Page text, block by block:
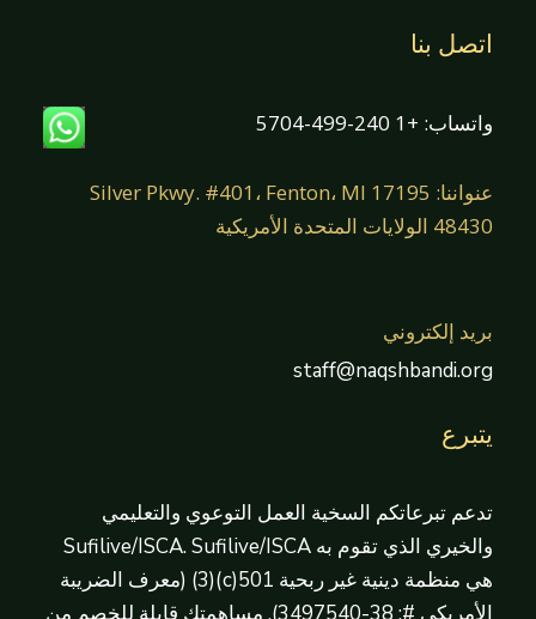
اتصل بنا
واتساب: +1 240-499-5704
عنواننا: 17195 Silver Pkwy. #401، Fenton، MI
48430 الولايات المتحدة الأمريكية
بريد إلكتروني
staff@naqshbandi.org
يتبرع
تدعم تبرعاتكم السخية العمل التوعوي والتعليمي
والخيري الذي تقوم به Sufilive/ISCA. Sufilive/ISCA
هي منظمة دينية غير ربحية 501(c)(3) (معرف الضريبة